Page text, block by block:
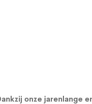
onze jarenlange